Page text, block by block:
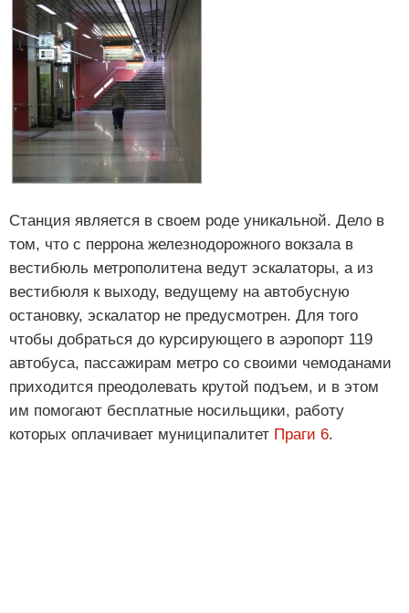
Станция является в своем роде уникальной. Дело в
том, что с перрона железнодорожного вокзала в
вестибюль метрополитена ведут эскалаторы, а из
вестибюля к выходу, ведущему на автобусную
остановку, эскалатор не предусмотрен. Для того
чтобы добраться до курсирующего в аэропорт 119
автобуса, пассажирам метро со своими чемоданами
приходится преодолевать крутой подъем, и в этом
им помогают бесплатные носильщики, работу
которых оплачивает муниципалитет Праги 6.